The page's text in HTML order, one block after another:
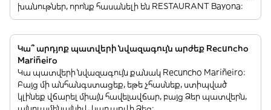
խանութներ, որոնք հասանելի են RESTAURANT Bayona:
Կա՞ արդյոք պատվերի նվազագույն արժեք Recuncho
Mariñeiro
Կա պատվերի նվազագույն քանակ Recuncho Mariñeiro:
Բայց մի անհանգստացեք, եթե չհասնեք, ստիպված
կլինեք վճարել միայն հավելավճար, բայց Ձեր պատվերն,